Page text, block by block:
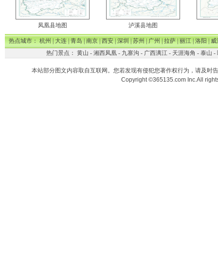
凤凰县地图 泸溪县地图
热点城市：杭州|大连|青岛|南京|西安|深圳|苏州|广州|拉萨|丽江|洛阳|威
热门景点： 黄山 - 湘西凤凰- 九寨沟 - 广西漓江- 天涯海角 - 泰山 -
本站部分图文内容取自互联网。您若发现有侵犯您著作权行为，请及时
Copyright ©365135.com Inc.All